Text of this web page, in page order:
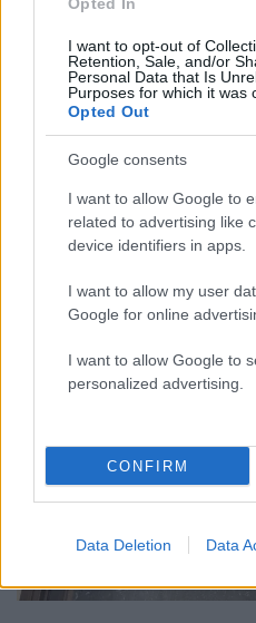
I want to opt-out of
Retention, Sale, and/or
Personal Data that Is
Purposes for which it was
Opted Out
Google consents
I want to allow Google to
related to advertising like
device identifiers in apps.
I want to allow my user
Google for online
I want to allow Google to
personalized advertising.
CONFIRM
Data Deletion Data